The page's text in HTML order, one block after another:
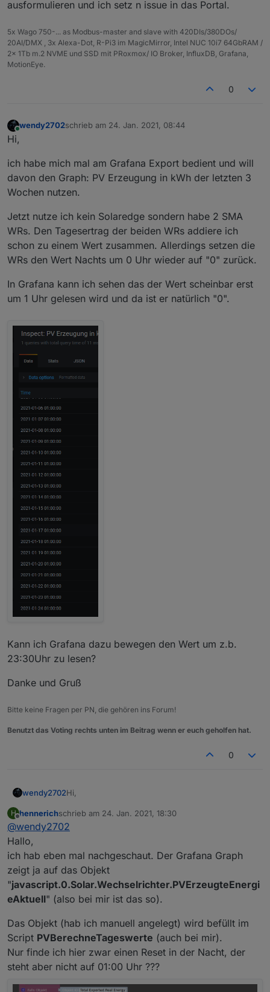
ausformulieren und ich setz n issue in das Portal.
5x Wago 750-... as Modbus-master and slave with 420DIs/380DOs/
20AI/DMX , 3x Alexa-Dot, R-Pi3 im MagicMirror, Intel NUC 10i7 64GbRAM /
2x 1Tb m.2 NVME und SSD mit PRoxmox/ IO Broker, InfluxDB, Grafana,
MotionEye.
0
Online
wendy2702schrieb am 24. Jan. 2021, 08:44
zuletzt editiert von
Hi,
ich habe mich mal am Grafana Export bedient und will
davon den Graph: PV Erzeugung in kWh der letzten 3
Wochen nutzen.
Jetzt nutze ich kein Solaredge sondern habe 2 SMA
WRs. Den Tagesertrag der beiden WRs addiere ich
schon zu einem Wert zusammen. Allerdings setzen die
WRs den Wert Nachts um 0 Uhr wieder auf "0" zurück.
In Grafana kann ich sehen das der Wert scheinbar erst
um 1 Uhr gelesen wird und da ist er natürlich "0".
Kann ich Grafana dazu bewegen den Wert um z.b.
23:30Uhr zu lesen?
Danke und Gruß
Bitte keine Fragen per PN, die gehören ins Forum!
Benutzt das Voting rechts unten im Beitrag wenn er euch geholfen hat.
0
wendy2702Hi,
ich habe mich mal am Grafana Export bedient und
will davon den Graph: PV Erzeugung in kWh der
SMA WRs. Den Tagesertrag der beiden WRs
addiere ich schon zu einem Wert zusammen.
Allerdings setzen die WRs den Wert Nachts um 0
Uhr wieder auf "0" zurück.
In Grafana kann ich sehen das der Wert scheinbar
erst um 1 Uhr gelesen wird und da ist er natürlich
"0".
H
Offline
hennerichschrieb am 24. Jan. 2021, 18:30
zuletzt editiert von
@wendy2702
Hallo,
ich hab eben mal nachgeschaut. Der Grafana Graph
zeigt ja auf das Objekt
"javascript.0.Solar.Wechselrichter.PVErzeugteEnergi
eAktuell" (also bei mir ist das so).
Das Objekt (hab ich manuell angelegt) wird befüllt im
Script PVBerechneTageswerte (auch bei mir).
Nur finde ich hier zwar einen Reset in der Nacht, der
steht aber nicht auf 01:00 Uhr ???